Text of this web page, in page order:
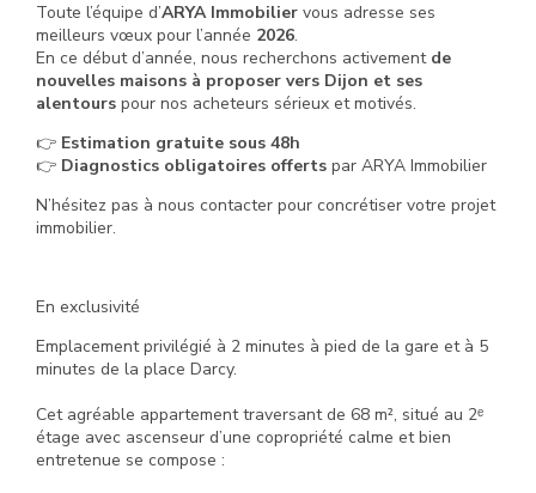
Toute l’équipe d’ARYA Immobilier vous adresse ses
meilleurs vœux pour l’année 2026.
En ce début d’année, nous recherchons activement de
nouvelles maisons à proposer vers Dijon et ses
alentours pour nos acheteurs sérieux et motivés.
👉 Estimation gratuite sous 48h
👉 Diagnostics obligatoires offerts par ARYA Immobilier
N’hésitez pas à nous contacter pour concrétiser votre projet
immobilier.
En exclusivité
Emplacement privilégié à 2 minutes à pied de la gare et à 5
minutes de la place Darcy.
Cet agréable appartement traversant de 68 m², situé au 2ᵉ
étage avec ascenseur d’une copropriété calme et bien
entretenue se compose :